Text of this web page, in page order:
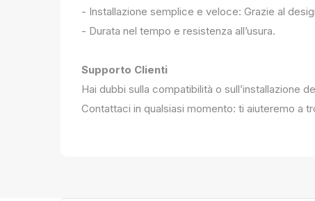
- Installazione semplice e veloce: Grazie al
- Durata nel tempo e resistenza all’usura.
Supporto Clienti
Hai dubbi sulla compatibilità o sull’installazione
Contattaci in qualsiasi momento: ti aiuteremo a